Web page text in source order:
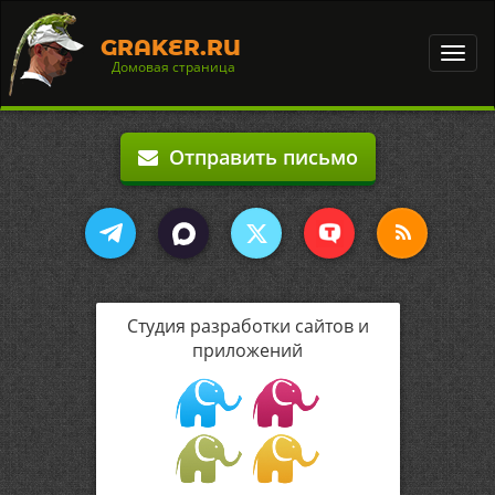
GRAKER.RU
Домовая страница
Отправить письмо
Студия разработки сайтов и
приложений